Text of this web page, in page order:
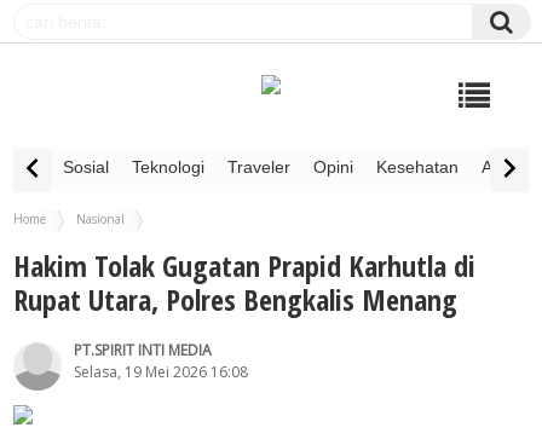
Sosial Teknologi Traveler Opini Kesehatan
Home
Nasional
Hakim Tolak Gugatan Prapid Karhutla di
Rupat Utara, Polres Bengkalis Menang
PT.SPIRIT INTI MEDIA
Selasa, 19 Mei 2026 16:08